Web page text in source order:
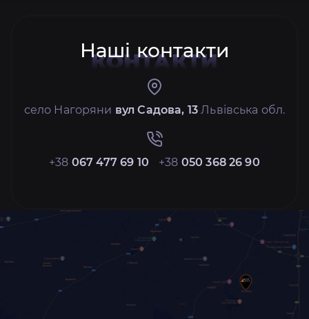
Наші контакти
КОНТАКТИ
село Нагоряни вул Садова, 13 Львівська обл.
+38 067 477 69 10 +38 050 368 26 90